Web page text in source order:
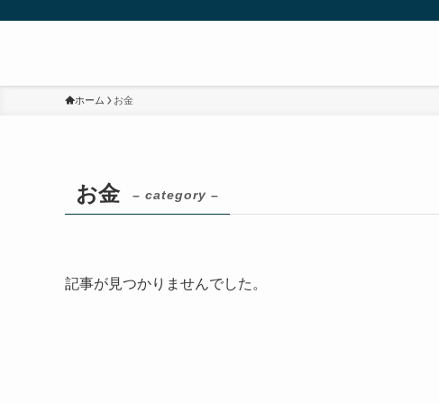
ホーム お金
お金 – category –
記事が見つかりませんでした。